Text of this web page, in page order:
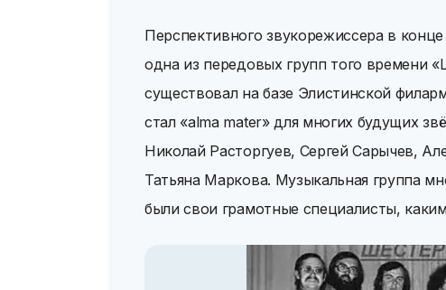
Перспективного звукорежиссера в
одна из передовых групп того времени
существовал на базе Элистинской
стал «alma mater» для многих будущих
Николай Расторгуев, Сергей Сарычев,
Татьяна Маркова. Музыкальная группа
были свои грамотные специалисты,